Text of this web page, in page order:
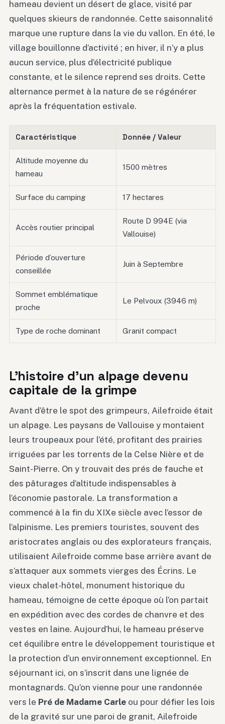
hameau devient un désert de glace, visité par
quelques skieurs de randonnée. Cette saisonnalité
marque une rupture dans la vie du vallon. En été, le
village bouillonne d’activité ; en hiver, il n’y a plus
aucun service, plus d’électricité publique
constante, et le silence reprend ses droits. Cette
alternance permet à la nature de se régénérer
après la fréquentation estivale.
Caractéristique Donnée / Valeur
Altitude moyenne du
hameau
1500 mètres
Surface du camping 17 hectares
Accès routier principal
Route D 994E (via
Vallouise)
Période d’ouverture
conseillée
Juin à Septembre
Sommet emblématique
proche
Le Pelvoux (3946 m)
Type de roche dominant Granit compact
L’histoire d’un alpage devenu
capitale de la grimpe
Avant d’être le spot des grimpeurs, Ailefroide était
un alpage. Les paysans de Vallouise y montaient
leurs troupeaux pour l’été, profitant des prairies
irriguées par les torrents de la Celse Nière et de
Saint-Pierre. On y trouvait des prés de fauche et
des pâturages d’altitude indispensables à
l’économie pastorale. La transformation a
commencé à la fin du XIXe siècle avec l’essor de
l’alpinisme. Les premiers touristes, souvent des
aristocrates anglais ou des explorateurs français,
utilisaient Ailefroide comme base arrière avant de
s’attaquer aux sommets vierges des Écrins. Le
vieux chalet-hôtel, monument historique du
hameau, témoigne de cette époque où l’on partait
en expédition avec des cordes de chanvre et des
vestes en laine. Aujourd’hui, le hameau préserve
cet équilibre entre le développement touristique et
la protection d’un environnement exceptionnel. En
séjournant ici, on s’inscrit dans une lignée de
montagnards. Qu’on vienne pour une randonnée
vers le Pré de Madame Carle ou pour défier les lois
de la gravité sur une paroi de granit, Ailefroide